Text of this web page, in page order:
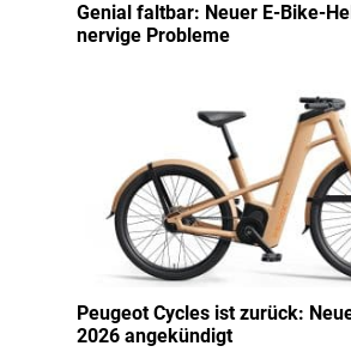
Genial faltbar: Neuer E-Bike-
nervige Probleme
Peugeot Cycles ist zurück:
2026 angekündigt